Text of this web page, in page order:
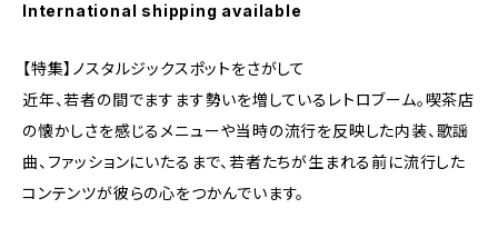
International shipping available
【特集】ノスタルジックスポットをさがして
近年、若者の間でますます勢いを増しているレトロブーム。喫茶店
の懐かしさを感じるメニューや当時の流行を反映した内装、歌謡
曲、ファッションにいたるまで、若者たちが生まれる前に流行した
コンテンツが彼らの心をつかんでいます。